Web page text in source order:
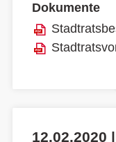
Dokumente
12.02.2020